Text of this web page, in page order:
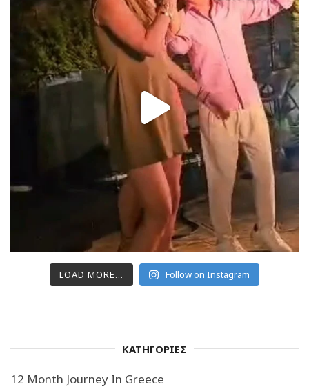
LOAD MORE... Follow on Instagram
ΚΑΤΗΓΟΡΙΕΣ
12 Month Journey In Greece